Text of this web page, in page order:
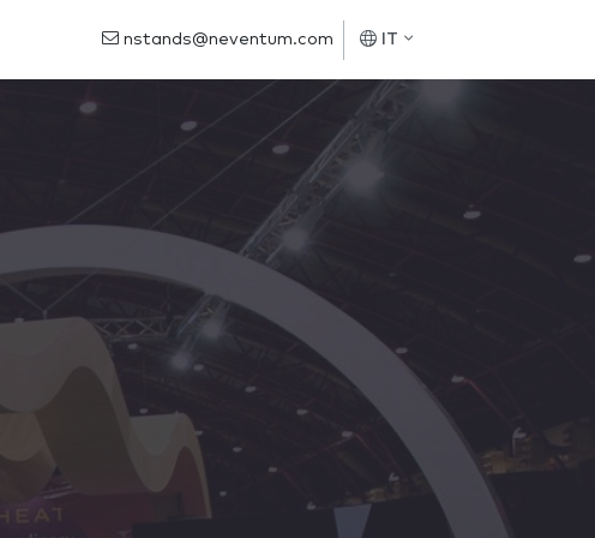
nstands@neventum.com IT